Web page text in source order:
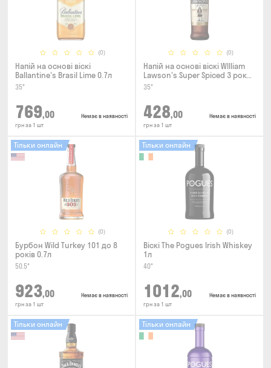
(0)
Напій на основі віскі
Ballantine's Brasil Lime 0.7л
35°
769,00
грн за 1 шт
Немає в наявності
(0)
Напій на основі віскі WIlliam
Lawson's Super Spiced 3 роки
0.7л
35°
428,00
грн за 1 шт
Немає в наявності
(0)
Тільки онлайн
Бурбон Wild Turkey 101 до 8
років 0.7л
50.5°
923,00
грн за 1 шт
Немає в наявності
(0)
Тільки онлайн
Віскі The Pogues Irish Whiskey
1л
40°
1012,00
грн за 1 шт
Немає в наявності
Тільки онлайн Тільки онлайн